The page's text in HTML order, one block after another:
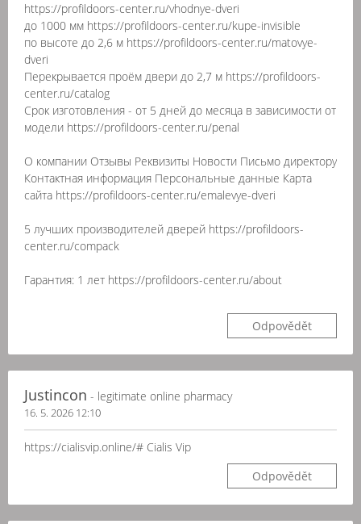
https://profildoors-center.ru/vhodnye-dveri
до 1000 мм https://profildoors-center.ru/kupe-invisible
по высоте до 2,6 м https://profildoors-center.ru/matovye-
dveri
Перекрывается проём двери до 2,7 м https://profildoors-
center.ru/catalog
Срок изготовления - от 5 дней до месяца в зависимости от
модели https://profildoors-center.ru/penal
О компании Отзывы Реквизиты Новости Письмо директору
Контактная информация Персональные данные Карта
сайта https://profildoors-center.ru/emalevye-dveri
5 лучших производителей дверей https://profildoors-
center.ru/compack
Гарантия: 1 лет https://profildoors-center.ru/about
Odpovědět
Justincon - legitimate online pharmacy
16. 5. 2026 12:10
https://cialisvip.online/# Cialis Vip
Odpovědět